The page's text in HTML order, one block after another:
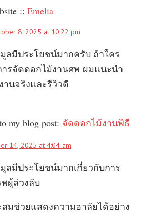
:: Emelia
8, 2025 at 10:22 pm
ลมีประโยชน์มากครับ ถ้าใคร
ารจัดดอกไม้งานศพ ผมแนะนำ
นจริงและรีวิวดี
my blog post: จัดดอกไม้งานพิธี
14, 2025 at 4:04 am
มีประโยชน์มากเกี่ยวกับการ
ผู้ล่วงลับ
มช่วยแสดงความอาลัยได้อย่าง